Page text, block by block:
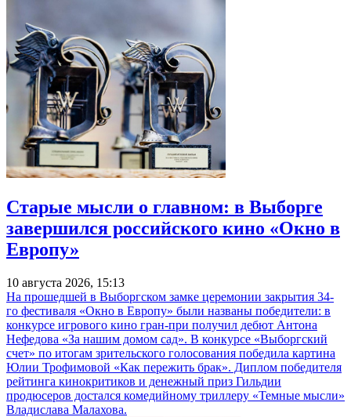
Старые мысли о главном: в Выборге
завершился российского кино «Окно в
Европу»
10 августа 2026, 15:13
На прошедшей в Выборгском замке церемонии закрытия 34-
го фестиваля «Окно в Европу» были названы победители: в
конкурсе игрового кино гран-при получил дебют Антона
Нефедова «За нашим домом сад». В конкурсе «Выборгский
счет» по итогам зрительского голосования победила картина
Юлии Трофимовой «Как пережить брак». Диплом победителя
рейтинга кинокритиков и денежный приз Гильдии
продюсеров достался комедийному триллеру «Темные мысли»
Владислава Малахова.